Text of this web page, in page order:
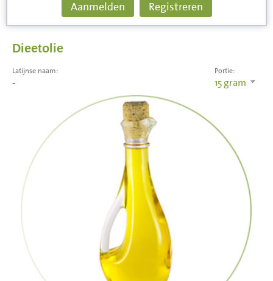
Aanmelden Registreren
Dieetolie
Portie:
15gram
Latijnse naam:
-